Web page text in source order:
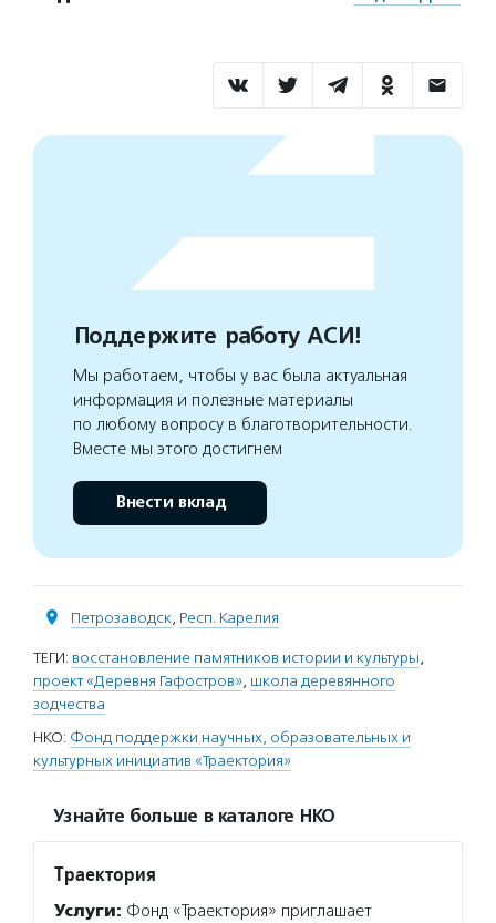
Поддержите работу АСИ!
Мы работаем, чтобы у вас была актуальная
информация и полезные материалы
по любому вопросу в благотворительности.
Вместе мы этого достигнем
Внести вклад
Петрозаводск, Респ. Карелия
ТЕГИ: восстановление памятников истории и культуры,
проект «Деревня Гафостров», школа деревянного
зодчества
НКО: Фонд поддержки научных, образовательных и
культурных инициатив «Траектория»
Узнайте больше в каталоге НКО
Траектория
Услуги: Фонд «Траектория» приглашает